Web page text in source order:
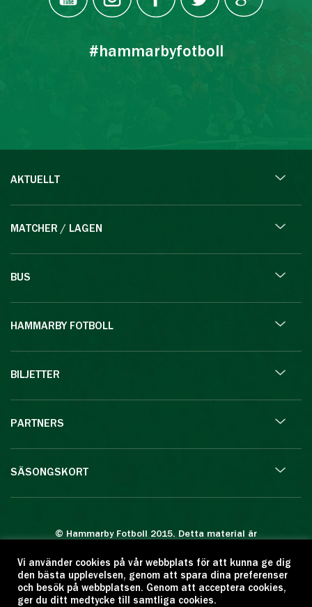
#hammarbyfotboll
AKTUELLT
MATCHER / LAGEN
BUS
HAMMARBY FOTBOLL
BILJETTER
PARTNERS
SÄSONGSKORT
© Hammarby Fotboll 2015. Detta material är
Eftertryck eller annan kopiering är förbjuden.
Citera oss gärna men ange källan:
www.hammarbyfotboll.se. Ansvarig utgivare:
Vi använder cookies på vår webbplats för att kunna ge dig
den bästa upplevelsen, genom att spara dina preferenser
och besök på webbplatsen. Genom att acceptera cookies,
ger du ditt medtycke till samtliga cookies.